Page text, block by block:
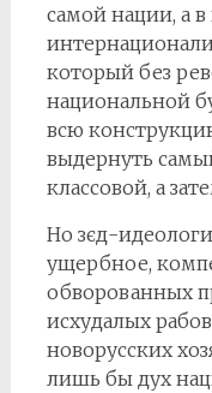
самой нации, а
который без
национальной
всю
выдернуть
классовой, а
Но зєд-
ущербное,
обворованных
исхудалых
новорусских
лишь бы дух